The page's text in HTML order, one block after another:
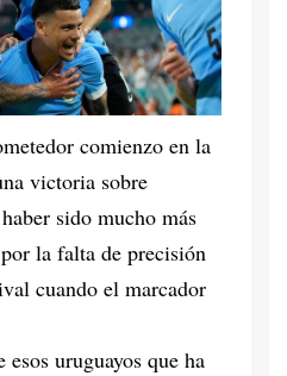
comienzo en la
victoria sobre
sido mucho más
la falta de precisión
cuando el marcador
uruguayos que ha